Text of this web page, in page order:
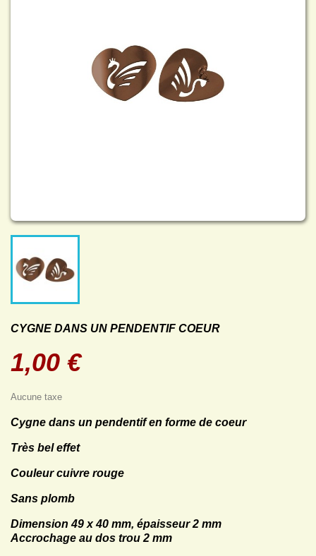
CYGNE DANS UN PENDENTIF COEUR
1,00 €
Aucune taxe
Cygne dans un pendentif en forme de coeur
Très bel effet
Couleur cuivre rouge
Sans plomb
Dimension 49 x 40 mm, épaisseur 2 mm
Accrochage au dos trou 2 mm